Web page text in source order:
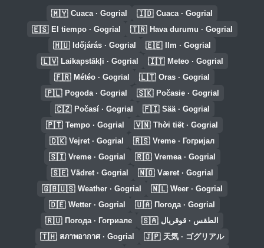
🇲🇾 Cuaca · Gogrial 🇮🇩 Cuaca · Gogrial
🇪🇸 El tiempo · Gogrial 🇹🇷 Hava durumu · Gogrial
🇭🇺 Időjárás · Gogrial 🇪🇪 Ilm · Gogrial
🇱🇻 Laikapstākļi · Gogrial 🇮🇹 Meteo · Gogrial
🇫🇷 Météo · Gogrial 🇱🇹 Oras · Gogrial
🇵🇱 Pogoda · Gogrial 🇸🇰 Počasie · Gogrial
🇨🇿 Počasí · Gogrial 🇫🇮 Sää · Gogrial
🇵🇹 Tempo · Gogrial 🇻🇳 Thời tiết · Gogrial
🇩🇰 Vejret · Gogrial 🇷🇸 Vreme · Гогријал
🇸🇮 Vreme · Gogrial 🇷🇴 Vremea · Gogrial
🇸🇪 Vädret · Gogrial 🇳🇴 Været · Gogrial
🇬🇧🇺🇸 Weather · Gogrial 🇳🇱 Weer · Gogrial
🇩🇪 Wetter · Gogrial 🇺🇦 Погода · Gogrial
🇷🇺 Погода · Гогриале 🇸🇦 الطقس · قوقريال
🇹🇭 สภาพอากาศ · Gogrial 🇯🇵 天気 · ゴグリアル